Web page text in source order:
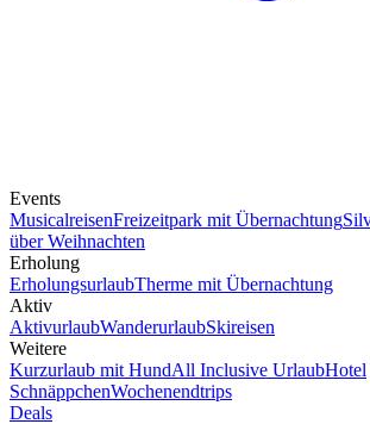
Events
MusicalreisenFreizeitpark mit Übernachtung
über Weihnachten
Erholung
ErholungsurlaubTherme mit Übernachtung
Aktiv
AktivurlaubWanderurlaubSkireisen
Weitere
Kurzurlaub mit HundAll Inclusive UrlaubHotel
SchnäppchenWochenendtrips
Deals